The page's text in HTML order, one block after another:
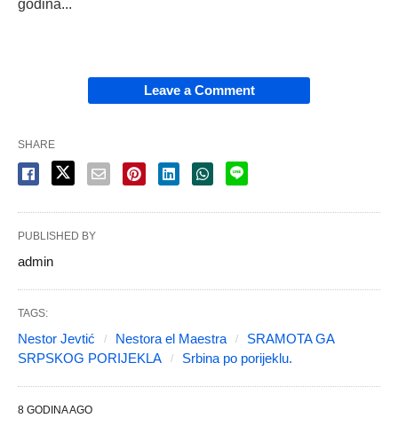
godina...
Leave a Comment
SHARE
PUBLISHED BY
admin
TAGS:
Nestor Jevtić Nestora el Maestra
SRAMOTA GA
SRPSKOG PORIJEKLA
Srbina po porijeklu.
8 GODINA AGO